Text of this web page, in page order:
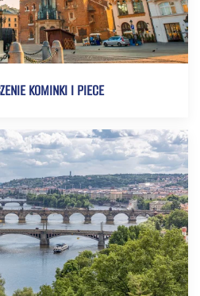
KOMINKI I PIECE